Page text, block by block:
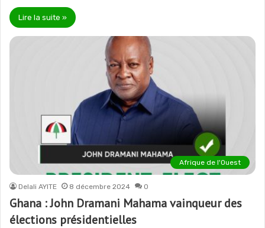
Lire la suite »
Afrique de l'Ouest
Delali AYITE 8 décembre 2024 0
Ghana : John Dramani Mahama vainqueur des
élections présidentielles